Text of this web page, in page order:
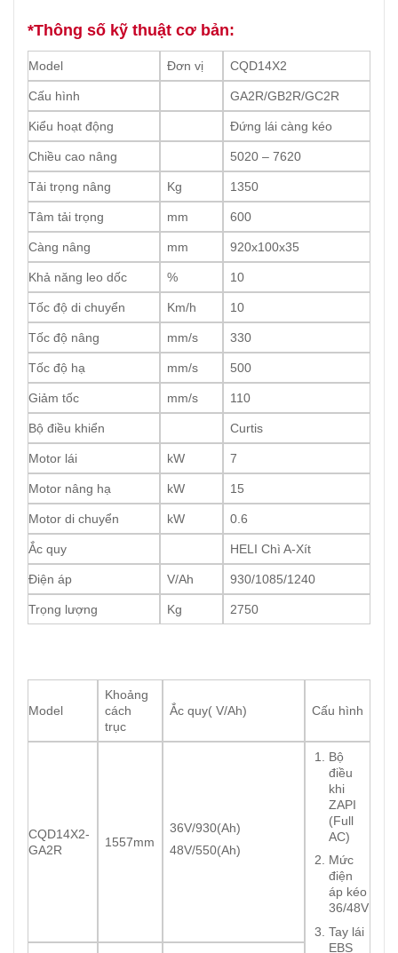
*Thông số kỹ thuật cơ bản:
Model Đơn vị CQD14X2
Cấu hình GA2R/GB2R/GC2R
Kiểu hoạt động Đứng lái càng kéo
Chiều cao nâng 5020 – 7620
Tải trọng nâng Kg 1350
Tâm tải trọng mm 600
Càng nâng mm 920x100x35
Khả năng leo dốc % 10
Tốc độ di chuyển Km/h 10
Tốc độ nâng mm/s 330
Tốc độ hạ mm/s 500
Giảm tốc mm/s 110
Bộ điều khiển Curtis
Motor lái kW 7
Motor nâng hạ kW 15
Motor di chuyển kW 0.6
Ắc quy HELI Chì A-Xít
Điện áp V/Ah 930/1085/1240
Trọng lượng Kg 2750
Model
Khoảng
cách
trục
Ắc quy( V/Ah) Cấu hình
CQD14X2-
GA2R
1557mm
36V/930(Ah)
48V/550(Ah)
Bộ
điều
khi
ZAPI
(Full
AC)
Mức
điện
áp kéo
36/48V
Tay lái
EBS